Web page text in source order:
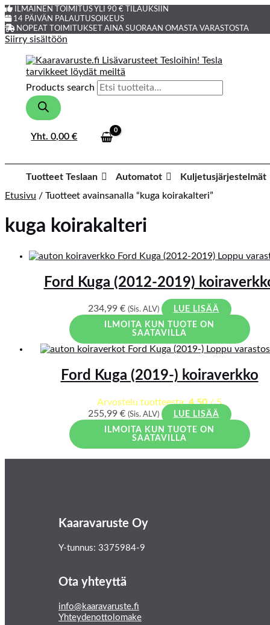
ILMAINEN TOIMITUS YLI 90 € TILAUKSIIN
14 PÄIVÄN PALAUTUSOIKEUS
NOPEAT TOIMITUKSET AINA SUORAAN OMASTA VARASTOSTA
Siirry sisältöön
Products search
Yht.0,00€
Tuotteet Teslaan Automatot
Kuljetusjärjestelmät
Etusivu / Tuotteet avainsanalla “kuga koirakalteri”
kuga koirakalteri
Loppu
Ford Kuga (2012-2019)
234,99 € (Sis. ALV)
LUE LISÄÄ
ILMOITA KUN TUOTE ON
SAATAVILLA
Loppu
Ford Kuga (2019-) koiraverkko
Arvostelu tuotteesta:4.50/ 5
255,99 € (Sis. ALV)
LUE LISÄÄ
ILMOITA KUN TUOTE ON
SAATAVILLA
Kaaravaruste Oy
Y-tunnus: 3375984-9
Ota yhteyttä
info@kaaravaruste.fi
Yhteydenottolomake